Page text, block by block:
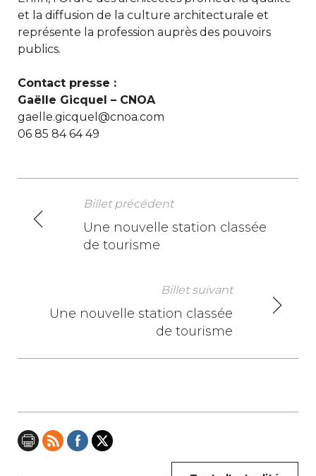
et la diffusion de la culture architecturale et
représente la profession auprès des pouvoirs
publics.
Contact presse :
Gaëlle Gicquel – CNOA
gaelle.gicquel@cnoa.com
06 85 84 64 49
N
a
i
o
Billet précédent
Une nouvelle station classée
de tourisme
Billet suivant
Une nouvelle station classée
de tourisme